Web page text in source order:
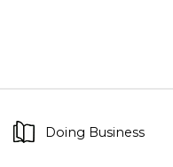
Doing Business